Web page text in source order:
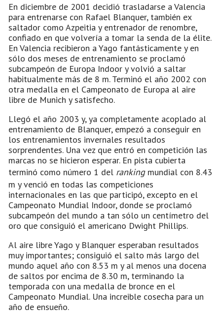
En diciembre de 2001 decidió trasladarse a Valencia
para entrenarse con Rafael Blanquer, también ex
saltador como Azpeitia y entrenador de renombre,
confiado en que volvería a tomar la senda de la élite.
En Valencia recibieron a Yago fantásticamente y en
sólo dos meses de entrenamiento se proclamó
subcampeón de Europa Indoor y volvió a saltar
habitualmente más de 8 m. Terminó el año 2002 con
otra medalla en el Campeonato de Europa al aire
libre de Munich y satisfecho.
Llegó el año 2003 y, ya completamente acoplado al
entrenamiento de Blanquer, empezó a conseguir en
los entrenamientos invernales resultados
sorprendentes. Una vez que entró en competición las
marcas no se hicieron esperar. En pista cubierta
terminó como número 1 del rankingmundial con 8.43
m y venció en todas las competiciones
internacionales en las que participó, excepto en el
Campeonato Mundial Indoor, donde se proclamó
subcampeón del mundo a tan sólo un centímetro del
oro que consiguió el americano Dwight Phillips.
Al aire libre Yago y Blanquer esperaban resultados
muy importantes; consiguió el salto más largo del
mundo aquel año con 8.53 m y al menos una docena
de saltos por encima de 8.30 m, terminando la
temporada con una medalla de bronce en el
Campeonato Mundial. Una increible cosecha para un
año de ensueño.